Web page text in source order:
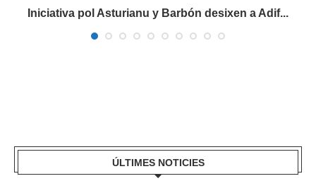
Iniciativa pol Asturianu y Barbón desixen a Adif...
ÚLTIMES NOTICIES